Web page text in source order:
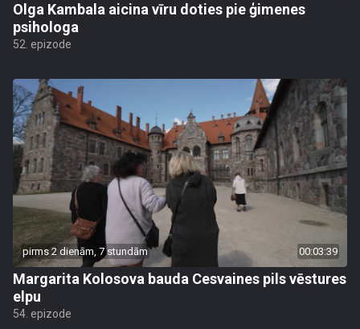
Olga Kambala aicina vīru doties pie ģimenes
psihologa
52. epizode
pirms 2 dienām, 7 stundām 00:03:39
Margarita Kolosova bauda Cesvaines pils vēstures
elpu
54. epizode